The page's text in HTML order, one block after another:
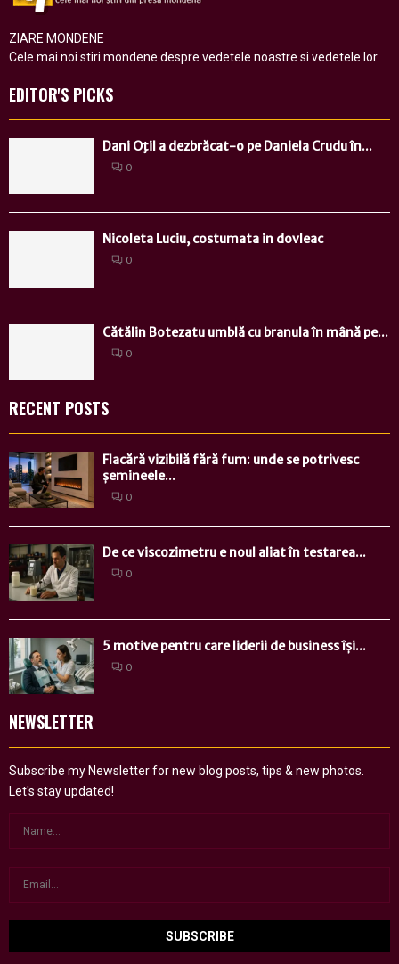
ZIARE MONDENE
Cele mai noi stiri mondene despre vedetele noastre si vedetele lor
EDITOR'S PICKS
Dani Oţil a dezbrăcat-o pe Daniela Crudu în...
0
Nicoleta Luciu, costumata in dovleac
0
Cătălin Botezatu umblă cu branula în mână pe...
0
RECENT POSTS
Flacără vizibilă fără fum: unde se potrivesc
șemineele...
0
De ce viscozimetru e noul aliat în testarea...
0
5 motive pentru care liderii de business își...
0
NEWSLETTER
Subscribe my Newsletter for new blog posts, tips & new photos.
Let's stay updated!